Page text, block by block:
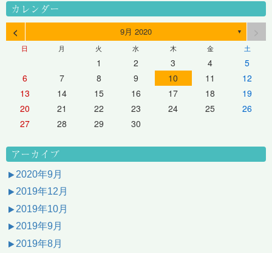
カレンダー
< 9月 2020 ▼
日 月 火 水 木 金 土
1 2 3 4
5
6
7 8 9 10 11
12
13
14 15 16 17 18
19
20
21 22 23 24 25
26
27
28 29 30
アーカイブ
2020年9月
2019年12月
2019年10月
2019年9月
2019年8月